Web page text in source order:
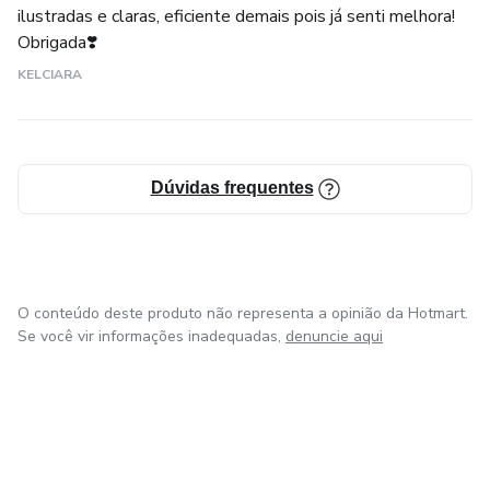
ilustradas e claras, eficiente demais pois já senti melhora!
Obrigada❣️
KELCIARA
Dúvidas frequentes
O conteúdo deste produto não representa a opinião da Hotmart.
Se você vir informações inadequadas, denuncie aqui